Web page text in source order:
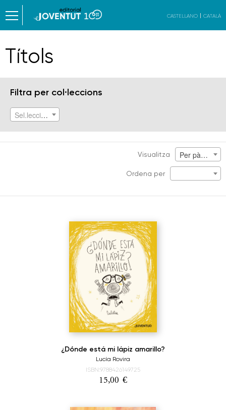
CASTELLANO CATALÀ
Títols
Filtra per col·leccions
Sel.lecciona col.lecció
Visualitza Per pàgina
Ordena per
¿Dónde está mi lápiz amarillo?
Lucía Rovira
ISBN:9788426149725
15,00 €